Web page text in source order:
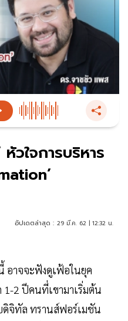
วใจการบริหาร
อัปเดตล่าสุด : 29 มี.ค. 62 | 12:32 น.
อาจจะฟังดูเฟ้อในยุค
2 ปีคนที่เขามาเริ่มต้น
ดิจิทัล ทรานส์ฟอร์เมชัน